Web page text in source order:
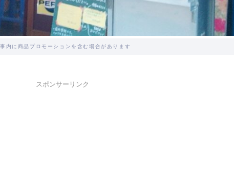
内に商品プロモーションを含む場合があります
スポンサーリンク